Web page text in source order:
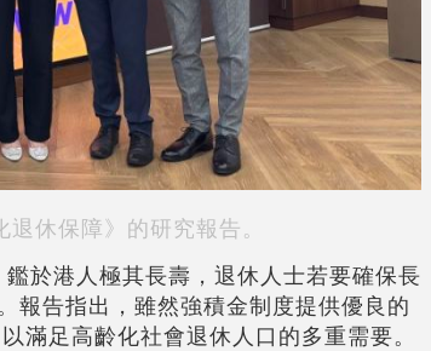
休保障》的研究報告。
於港人極其長壽，退休人士若要確保長
報告指出，雖然強積金制度提供優良的
滿足高齡化社會退休人口的多重需要。